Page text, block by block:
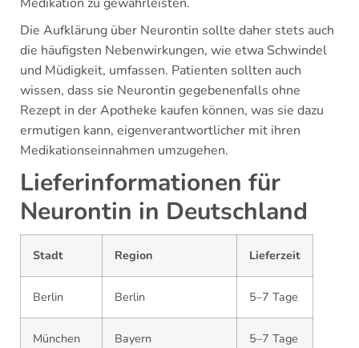
Die Aufklärung über Neurontin sollte daher stets auch
die häufigsten Nebenwirkungen, wie etwa Schwindel
und Müdigkeit, umfassen. Patienten sollten auch
wissen, dass sie Neurontin gegebenenfalls ohne
Rezept in der Apotheke kaufen können, was sie dazu
ermutigen kann, eigenverantwortlicher mit ihren
Medikationseinnahmen umzugehen.
Lieferinformationen für
Neurontin in Deutschland
Stadt Region Lieferzeit
Berlin Berlin 5–7 Tage
München Bayern 5–7 Tage